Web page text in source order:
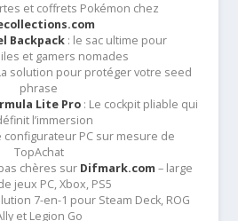
et coffrets Pokémon chez
Backpack : le sac ultime pour
et gamers nomades
solution pour protéger votre seed
phrase
Lite Pro: Le cockpit pliable qui
l’immersion
configurateur PC sur mesure de
TopAchat
chères sur Difmark.com – large
jeux PC, Xbox, PS5
7-en-1 pour Steam Deck, ROG
et Legion Go